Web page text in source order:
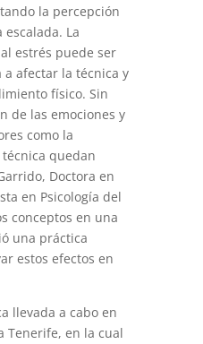
la percepción
La
estrés puede ser
afectar la técnica y
físico. Sin
de las emociones y
como la
quedan
Doctora en
en Psicología del
conceptos en una
una práctica
estos efectos en
llevada a cabo en
Tenerife, en la cual